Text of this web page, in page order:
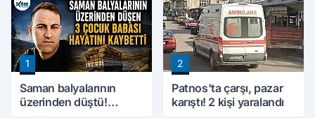
1
Saman balyalarının
üzerinden düştü!
2
Patnos'ta çarşı, pazar
karıştı! 2 kişi yaralandı